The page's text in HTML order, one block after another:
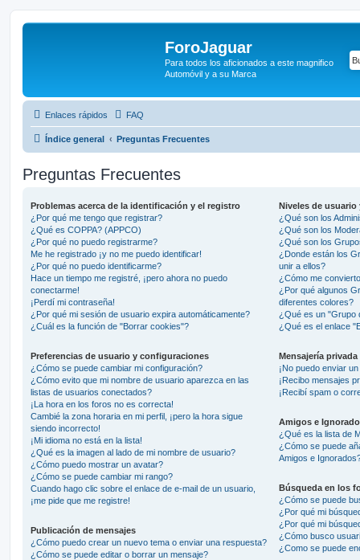
ForoJaguar
Para todos los aficionados a este magnifico
Automóvil y a su Marca
Enlaces rápidos FAQ
Índice general Preguntas Frecuentes
Preguntas Frecuentes
Problemas acerca de la identificación y el registro
¿Por qué me tengo que registrar?
¿Qué es COPPA? (APPCO)
¿Por qué no puedo registrarme?
Me he registrado ¡y no me puedo identificar!
¿Por qué no puedo identificarme?
Hace un tiempo me registré, ¡pero ahora no puedo
conectarme!
¡Perdí mi contraseña!
¿Por qué mi sesión de usuario expira automáticamente?
¿Cuál es la función de "Borrar cookies"?
Preferencias de usuario y configuraciones
¿Cómo se puede cambiar mi configuración?
¿Cómo evito que mi nombre de usuario aparezca en las
listas de usuarios conectados?
¡La hora en los foros no es correcta!
Cambié la zona horaria en mi perfil, ¡pero la hora sigue
siendo incorrecto!
¡Mi idioma no está en la lista!
¿Qué es la imagen al lado de mi nombre de usuario?
¿Cómo puedo mostrar un avatar?
¿Cómo se puede cambiar mi rango?
Cuando hago clic sobre el enlace de e-mail de un usuario,
¡me pide que me registre!
Publicación de mensajes
¿Cómo puedo crear un nuevo tema o enviar una respuesta?
¿Cómo se puede editar o borrar un mensaje?
Niveles de usuario
¿Qué son los
¿Qué son los
¿Qué son los
¿Donde están los
unir a ellos?
¿Cómo me
¿Por qué algunos
diferentes colores?
¿Qué es un "Grupo
¿Qué es el enlace
Mensajería privada
¡No puedo enviar
¡Recibo mensajes
¡Recibí spam o
Amigos e
¿Qué es la lista de
¿Cómo se puede
Amigos e
Búsqueda en los
¿Cómo se puede
¿Por qué mi
¿Por qué mi
¿Cómo busco
¿Como se puede